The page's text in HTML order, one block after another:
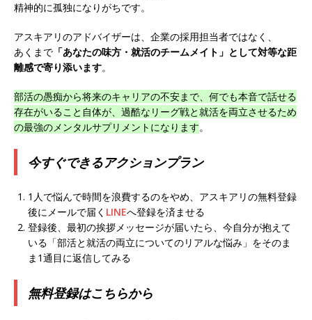
企業
[ 2026年5月14日 ] 【 28卒｜営業職向けオープ
ンカンパニー 】世界トップシェアの半導体技術
土日祝完全休み ｜ 売上高1,138億円 ｜ プライム
上場 ｜ 新電元工業
体育会積極採用企業
務限定 ｜ 世界No.1の不動産投資市場東京で投資
住宅販売をリードする企業 ｜ 土地仕入れから物
件販売までを担う ｜ 平均年収809万 ｜ 年間休日
明豊エンタープライズ
精神的に孤独になりがちです。
アスキアリのアドバイザーは、企業の採用担当者ではなく、
あくまで 「あなたの味方・就活のチームメイト」として対等な距
離感で寄り添います。
部活の愚痴から将来のキャリアの不安まで、何でも本音で話せる
存在がいること自体が、過酷なリーグ戦と就活を両立させるため
の最強のメンタルサプリメントになります。
今すぐできるアクションプラン
1人で悩んで時間を浪費するのをやめ、アスキアリの無料登録
後にメールで届く LINEへ登録を済ませる
登録後、最初の挨拶メッセージが届いたら、今自分が抱えて
いる「部活と就活の両立についてのリアルな悩み」をそのま
ま1通目に返信してみる
無料登録はこちらから